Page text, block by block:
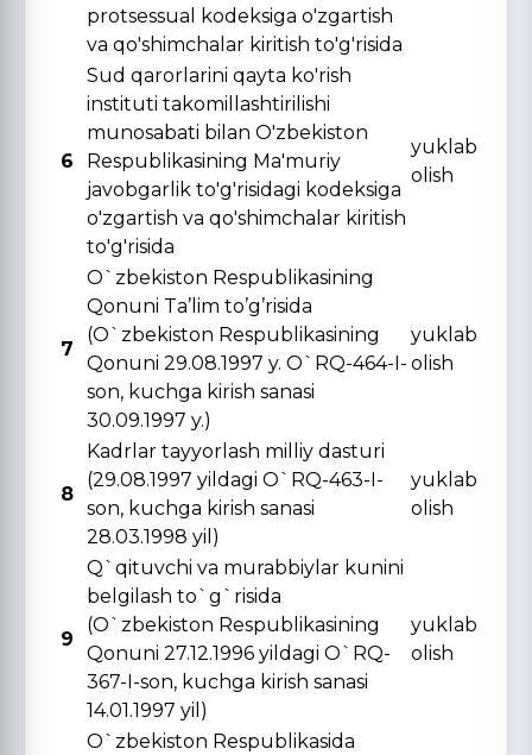
protsessual kodeksiga o'zgartish
va qo'shimchalar kiritish to'g'risida
6
Sud qarorlarini qayta ko'rish
instituti takomillashtirilishi
munosabati bilan O'zbekiston
Respublikasining Ma'muriy
javobgarlik to'g'risidagi kodeksiga
o'zgartish va qo'shimchalar kiritish
to'g'risida
yuklab
olish
7
O`zbekiston Respublikasining
Qonuni Ta’lim to’g’risida
(O`zbekiston Respublikasining
Qonuni 29.08.1997 y. O`RQ-464-I-
son, kuchga kirish sanasi
30.09.1997 y.)
yuklab
olish
8
Kadrlar tayyorlash milliy dasturi
(29.08.1997 yildagi O`RQ-463-I-
son, kuchga kirish sanasi
28.03.1998 yil)
yuklab
olish
9
Q`qituvchi va murabbiylar kunini
belgilash to`g`risida
(O`zbekiston Respublikasining
Qonuni 27.12.1996 yildagi O`RQ-
367-I-son, kuchga kirish sanasi
14.01.1997 yil)
yuklab
olish
O`zbekiston Respublikasida